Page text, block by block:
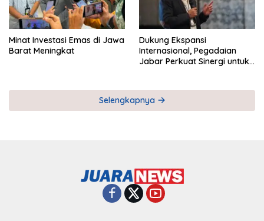
Minat Investasi Emas di Jawa
Barat Meningkat
Dukung Ekspansi
Internasional, Pegadaian
Jabar Perkuat Sinergi untuk
Selengkapnya